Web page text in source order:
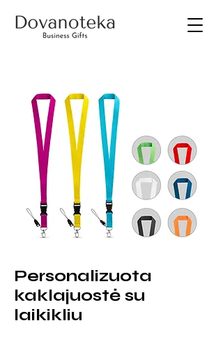
Personalizuota
kaklajuostė su
laikikliu